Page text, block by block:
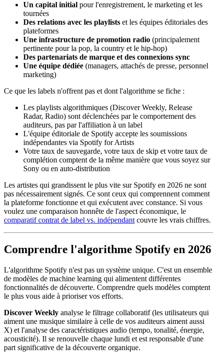
Un capital initial pour l'enregistrement, le marketing et les
tournées
Des relations avec les playlists et les équipes éditoriales des
plateformes
Une infrastructure de promotion radio (principalement
pertinente pour la pop, la country et le hip-hop)
Des partenariats de marque et des connexions sync
Une équipe dédiée (managers, attachés de presse, personnel
marketing)
Ce que les labels n'offrent pas et dont l'algorithme se fiche :
Les playlists algorithmiques (Discover Weekly, Release
Radar, Radio) sont déclenchées par le comportement des
auditeurs, pas par l'affiliation à un label
L'équipe éditoriale de Spotify accepte les soumissions
indépendantes via Spotify for Artists
Votre taux de sauvegarde, votre taux de skip et votre taux de
complétion comptent de la même manière que vous soyez sur
Sony ou en auto-distribution
Les artistes qui grandissent le plus vite sur Spotify en 2026 ne sont
pas nécessairement signés. Ce sont ceux qui comprennent comment
la plateforme fonctionne et qui exécutent avec constance. Si vous
voulez une comparaison honnête de l'aspect économique, le
comparatif contrat de label vs. indépendant couvre les vrais chiffres.
Comprendre l'algorithme Spotify en 2026
L'algorithme Spotify n'est pas un système unique. C'est un ensemble
de modèles de machine learning qui alimentent différentes
fonctionnalités de découverte. Comprendre quels modèles comptent
le plus vous aide à prioriser vos efforts.
Discover Weekly analyse le filtrage collaboratif (les utilisateurs qui
aiment une musique similaire à celle de vos auditeurs aiment aussi
X) et l'analyse des caractéristiques audio (tempo, tonalité, énergie,
acousticité). Il se renouvelle chaque lundi et est responsable d'une
part significative de la découverte organique.